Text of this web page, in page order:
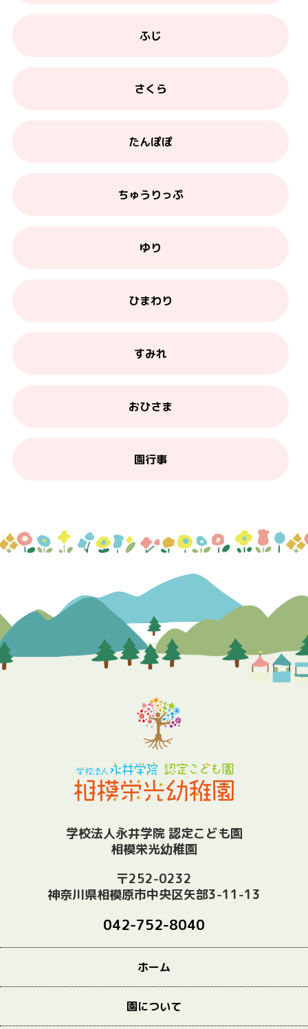
ふじ
さくら
たんぽぽ
ちゅうりっぷ
ゆり
ひまわり
すみれ
おひさま
園行事
学校法人永井学院 認定こども園
相模栄光幼稚園
〒252-0232
神奈川県相模原市中央区矢部3-11-13
042-752-8040
ホーム
園について